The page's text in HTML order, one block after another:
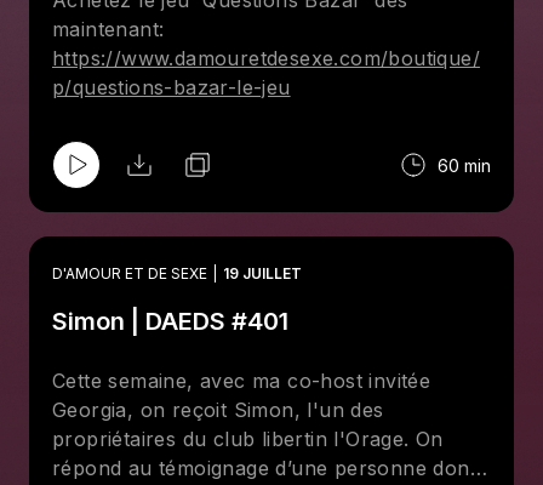
maintenant:
https://www.damouretdesexe.com/boutique/
p/questions-bazar-le-jeu
60 min
D'AMOUR ET DE SEXE 19 JUILLET
Simon | DAEDS #401
Cette semaine, avec ma co-host invitée
Georgia, on reçoit Simon, l'un des
propriétaires du club libertin l'Orage. On
répond au témoignage d’une personne dont